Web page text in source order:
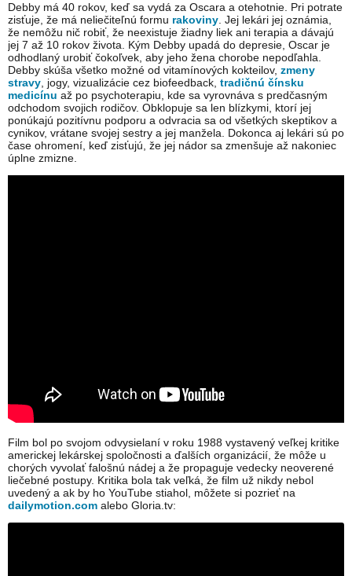
Debby má 40 rokov, keď sa vydá za Oscara a otehotnie. Pri potrate
zisťuje, že má neliečiteľnú formu rakoviny . Jej lekári jej oznámia,
že nemôžu nič robiť, že neexistuje žiadny liek ani terapia a dávajú
jej 7 až 10 rokov života. Kým Debby upadá do depresie, Oscar je
odhodlaný urobiť čokoľvek, aby jeho žena chorobe nepodľahla.
Debby skúša všetko možné od vitamínových kokteilov, zmeny
stravy , jogy, vizualizácie cez biofeedback, tradičnú čínsku
medicínu až po psychoterapiu, kde sa vyrovnáva s predčasným
odchodom svojich rodičov. Obklopuje sa len blízkymi, ktorí jej
ponúkajú pozitívnu podporu a odvracia sa od všetkých skeptikov a
cynikov, vrátane svojej sestry a jej manžela. Dokonca aj lekári sú po
čase ohromení, keď zisťujú, že jej nádor sa zmenšuje až nakoniec
úplne zmizne.
Film bol po svojom odvysielaní v roku 1988 vystavený veľkej kritike
americkej lekárskej spoločnosti a ďalších organizácií, že môže u
chorých vyvolať falošnú nádej a že propaguje vedecky neoverené
liečebné postupy. Kritika bola tak veľká, že film už nikdy nebol
uvedený a ak by ho YouTube stiahol, môžete si pozrieť na
dailymotion.com alebo Gloria.tv: